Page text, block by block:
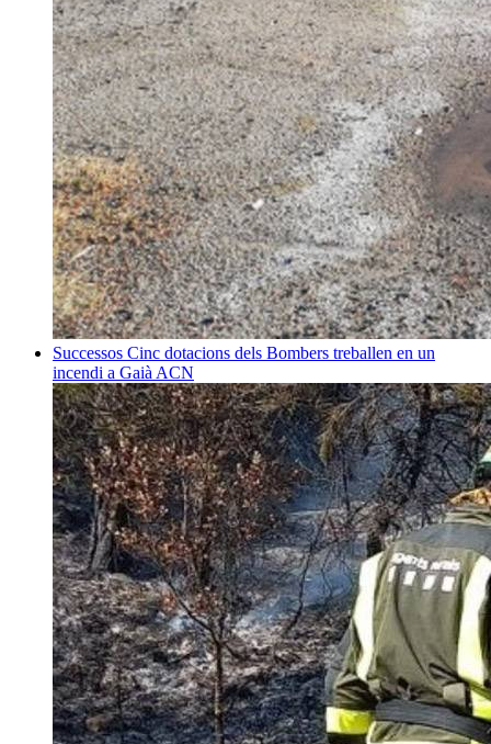
Successos Cinc dotacions dels Bombers treballen en un
incendi a Gaià ACN